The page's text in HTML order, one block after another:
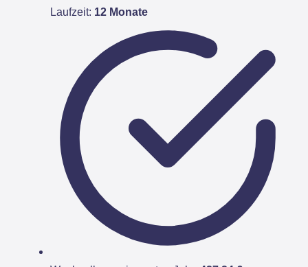
Laufzeit: 12 Monate